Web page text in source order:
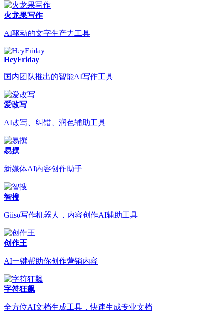
火龙果写作
AI驱动的文字生产力工具
HeyFriday
国内团队推出的智能AI写作工具
爱改写
AI改写、纠错、润色辅助工具
易撰
新媒体AI内容创作助手
智搜
Giiso写作机器人，内容创作AI辅助工具
创作王
AI一键帮助你创作营销内容
字符狂飙
全方位AI文档生成工具，快速生成专业文档